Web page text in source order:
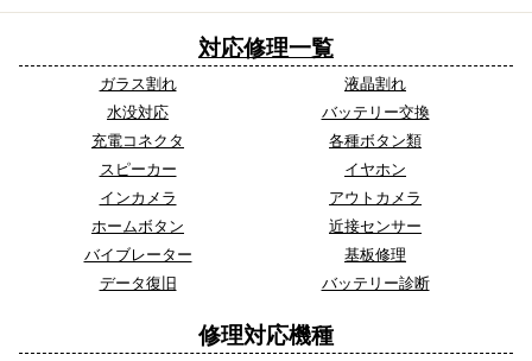
対応修理一覧
ガラス割れ
液晶割れ
水没対応
バッテリー交換
充電コネクタ
各種ボタン類
スピーカー
イヤホン
インカメラ
アウトカメラ
ホームボタン
近接センサー
バイブレーター
基板修理
データ復旧
バッテリー診断
修理対応機種